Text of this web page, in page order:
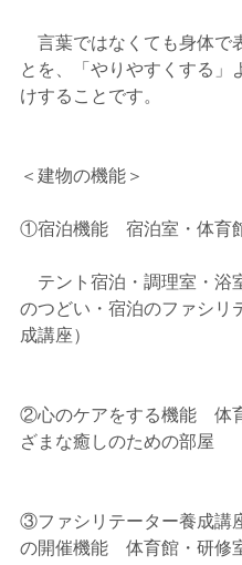
言葉ではなくても身体で
とを、「やりやすくする」
けすることです。
＜建物の機能＞
①宿泊機能　宿泊室・体育
テント宿泊・調理室・浴
のつどい・宿泊のファシリ
成講座）
②心のケアをする機能　体
ざまな癒しのための部屋
③ファシリテーター養成講
の開催機能　体育館・研修